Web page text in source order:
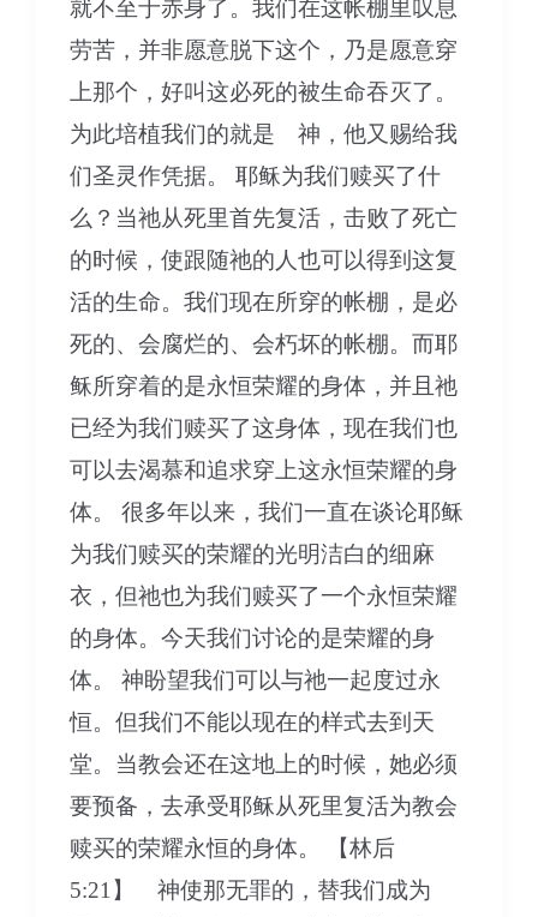
就不至于赤身了。我们在这帐棚里叹息
劳苦，并非愿意脱下这个，乃是愿意穿
上那个，好叫这必死的被生命吞灭了。
为此培植我们的就是 神，他又赐给我
们圣灵作凭据。 耶稣为我们赎买了什
么？当祂从死里首先复活，击败了死亡
的时候，使跟随祂的人也可以得到这复
活的生命。我们现在所穿的帐棚，是必
死的、会腐烂的、会朽坏的帐棚。而耶
稣所穿着的是永恒荣耀的身体，并且祂
已经为我们赎买了这身体，现在我们也
可以去渴慕和追求穿上这永恒荣耀的身
体。 很多年以来，我们一直在谈论耶稣
为我们赎买的荣耀的光明洁白的细麻
衣，但祂也为我们赎买了一个永恒荣耀
的身体。今天我们讨论的是荣耀的身
体。 神盼望我们可以与祂一起度过永
恒。但我们不能以现在的样式去到天
堂。当教会还在这地上的时候，她必须
要预备，去承受耶稣从死里复活为教会
赎买的荣耀永恒的身体。 【林后
5:21】 神使那无罪的，替我们成为